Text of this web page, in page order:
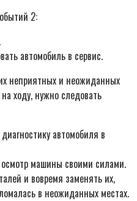
2:
автомобиль в сервис.
неприятных и неожиданных
ходу, нужно следовать
автомобиля в
машины своими силами.
и вовремя заменять их,
в неожиданных местах.